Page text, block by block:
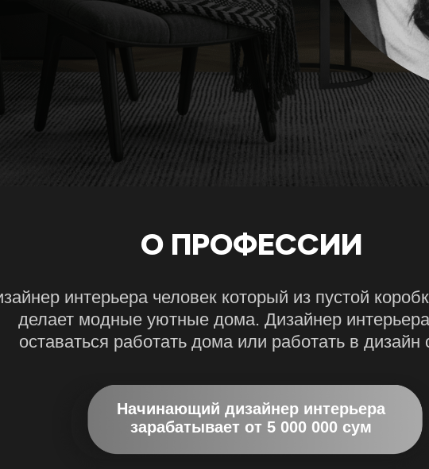
О ПРОФЕСCИИ
интерьера человек который из пустой
делает модные уютные дома. Дизайнер
оставаться работать дома или работать в дизайн
Начинающий дизайнер интерьера
зарабатывает от 5 000 000 сум